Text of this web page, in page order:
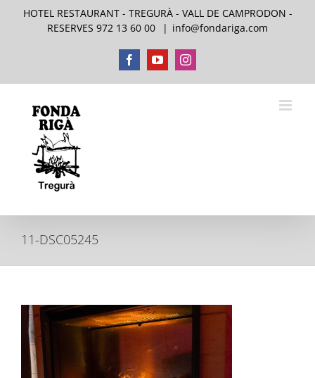
HOTEL RESTAURANT - TREGURÀ - VALL DE CAMPRODON -
RESERVES 972 13 60 00
| info@fondariga.com
FacebookYouTubeInstagram
11-DSC05245